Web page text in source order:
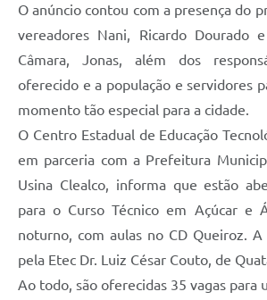
O anúncio contou com a presença do
vereadores Nani, Ricardo Dourado
Câmara, Jonas, além dos
oferecido e a população e servidores
momento tão especial para a cidade.
O Centro Estadual de Educação
em parceria com a Prefeitura
Usina Clealco, informa que estão
para o Curso Técnico em Açúcar e
noturno, com aulas no CD Queiroz.
pela Etec Dr. Luiz César Couto, de
Ao todo, são oferecidas 35 vagas para